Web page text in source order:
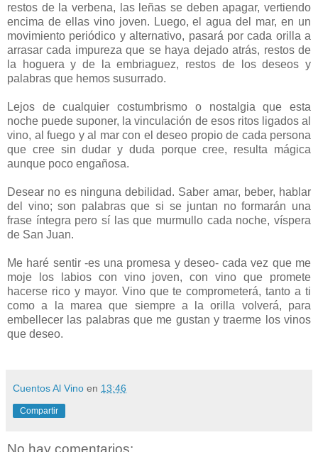
restos de la verbena, las leñas se deben apagar, vertiendo
encima de ellas vino joven. Luego, el agua del mar, en un
movimiento periódico y alternativo, pasará por cada orilla a
arrasar cada impureza que se haya dejado atrás, restos de
la hoguera y de la embriaguez, restos de los deseos y
palabras que hemos susurrado.
Lejos de cualquier costumbrismo o nostalgia que esta
noche puede suponer, la vinculación de esos ritos ligados al
vino, al fuego y al mar con el deseo propio de cada persona
que cree sin dudar y duda porque cree, resulta mágica
aunque poco engañosa.
Desear no es ninguna debilidad. Saber amar, beber, hablar
del vino; son palabras que si se juntan no formarán una
frase íntegra pero sí las que murmullo cada noche, víspera
de San Juan.
Me haré sentir -es una promesa y deseo- cada vez que me
moje los labios con vino joven, con vino que promete
hacerse rico y mayor. Vino que te comprometerá, tanto a ti
como a la marea que siempre a la orilla volverá, para
embellecer las palabras que me gustan y traerme los vinos
que deseo.
Cuentos Al Vino en 13:46
Compartir
No hay comentarios: